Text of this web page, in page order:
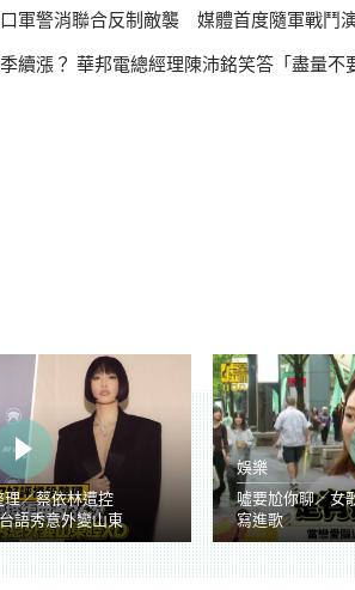
軍警消聯合反制敵襲 媒體首度隨軍戰鬥
漲？ 華邦電總經理陳沛銘笑答「盡量不要漲太多
／蔡依林遭控
語秀意外變山東
娛樂
噓要尬你聊／女
寫進歌